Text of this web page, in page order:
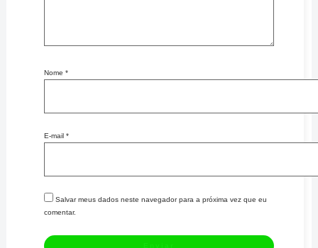
Nome *
E-mail *
Salvar meus dados neste navegador para a próxima vez que eu
comentar.